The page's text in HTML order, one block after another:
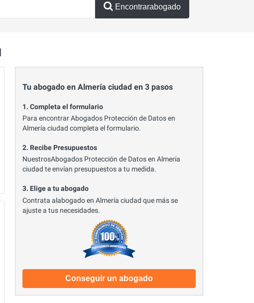
Encontrarabogado
Tu abogado en Almería ciudad en 3 pasos
1. Completa el formulario
Para encontrar Abogados Protección de Datos en
Almería ciudad completa el formulario.
2. Recibe Presupuestos
NuestrosAbogados Protección de Datos en Almería
ciudad te envían presupuestos a tu medida.
3. Elige a tu abogado
Contrata alabogado en Almería ciudad que más se
ajuste a tus necesidades.
Conseguir un abogado